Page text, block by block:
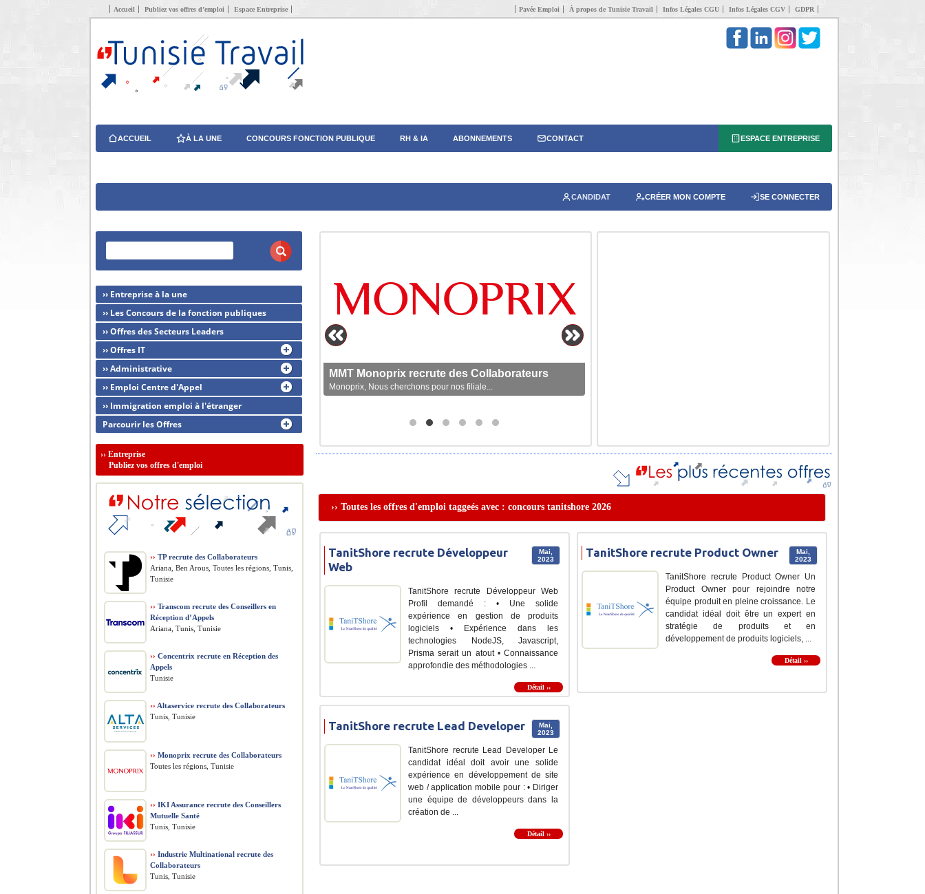
Accueil Publiez vos offres d’emploi Espace Entreprise Pavée Emploi À propos de Tunisie Travail Infos Légales CGU Infos Légales CGV GDPR
ACCUEIL À LA UNE CONCOURS FONCTION PUBLIQUE RH & IA ABONNEMENTS CONTACT ESPACE ENTREPRISE
CANDIDAT CRÉER MON COMPTE SE CONNECTER
MMT Monoprix recrute des Collaborateurs
Monoprix, Nous cherchons pour nos filiale...
›› Toutes les offres d'emploi taggeés avec : concours tanitshore 2026
Mai,
2023
TanitShore recrute Développeur
Web
TanitShore recrute Développeur Web
Profil demandé : • Une solide
expérience en gestion de produits
logiciels • Expérience dans les
technologies NodeJS, Javascript,
Prisma serait un atout • Connaissance
approfondie des méthodologies ...
Détail ››
Mai,
2023
TanitShore recrute Product Owner
TanitShore recrute Product Owner Un
Product Owner pour rejoindre notre
équipe produit en pleine croissance. Le
candidat idéal doit être un expert en
stratégie de produits et en
développement de produits logiciels, ...
Détail ››
Mai,
2023
TanitShore recrute Lead Developer
TanitShore recrute Lead Developer Le
candidat idéal doit avoir une solide
expérience en développement de site
web / application mobile pour : • Diriger
une équipe de développeurs dans la
création de ...
Détail ››
›› Entreprise à la une
›› Les Concours de la fonction publiques
›› Offres des Secteurs Leaders
›› Offres IT
›› Administrative
›› Emploi Centre d'Appel
›› Immigration emploi à l'étranger
Parcourir les Offres
›› Entreprise
Publiez vos offres d'emploi
›› TP recrute des Collaborateurs
Ariana, Ben Arous, Toutes les régions, Tunis,
Tunisie
›› Transcom recrute des Conseillers en
Réception d’Appels
Ariana, Tunis, Tunisie
›› Concentrix recrute en Réception des
Appels
Tunisie
›› Altaservice recrute des Collaborateurs
Tunis, Tunisie
›› Monoprix recrute des Collaborateurs
Toutes les régions, Tunisie
›› IKI Assurance recrute des Conseillers
Mutuelle Santé
Tunis, Tunisie
›› Industrie Multinational recrute des
Collaborateurs
Tunis, Tunisie